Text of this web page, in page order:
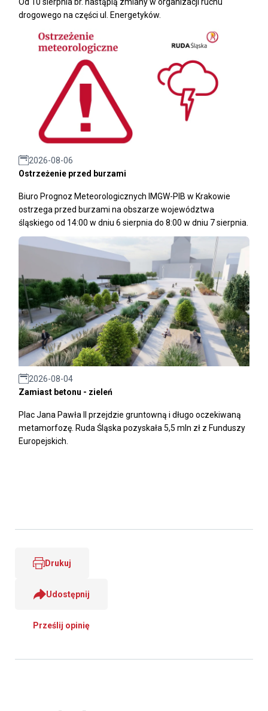
drogowego na części ul. Energetyków.
2026-08-06
Ostrzeżenie przed burzami
Biuro Prognoz Meteorologicznych IMGW-PIB w Krakowie
ostrzega przed burzami na obszarze województwa
śląskiego od 14:00 w dniu 6 sierpnia do 8:00 w dniu 7 sierpnia.
2026-08-04
Zamiast betonu - zieleń
Plac Jana Pawła II przejdzie gruntowną i długo oczekiwaną
metamorfozę. Ruda Śląska pozyskała 5,5 mln zł z Funduszy
Europejskich.
Drukuj
Udostępnij
Prześlij opinię